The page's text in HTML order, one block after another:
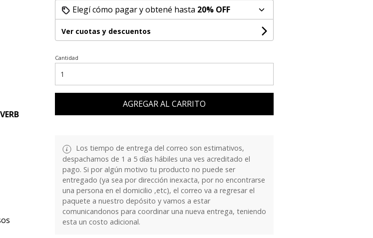
Elegí cómo pagar y obtené hasta 20% OFF
Ver cuotas y descuentos
Cantidad
AGREGAR AL CARRITO
Los tiempo de entrega del correo son estimativos,
despachamos de 1 a 5 días hábiles una ves acreditado el
pago. Si por algún motivo tu producto no puede ser
entregado (ya sea por dirección inexacta, por no encontrarse
una persona en el domicilio ,etc), el correo va a regresar el
paquete a nuestro depósito y vamos a estar
comunicandonos para coordinar una nueva entrega, teniendo
esta un costo adicional.